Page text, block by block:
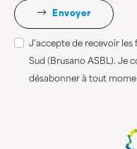
Envoyer
J’accepte de recevoir
Sud (Brusano ASBL). Je
désabonner à tout